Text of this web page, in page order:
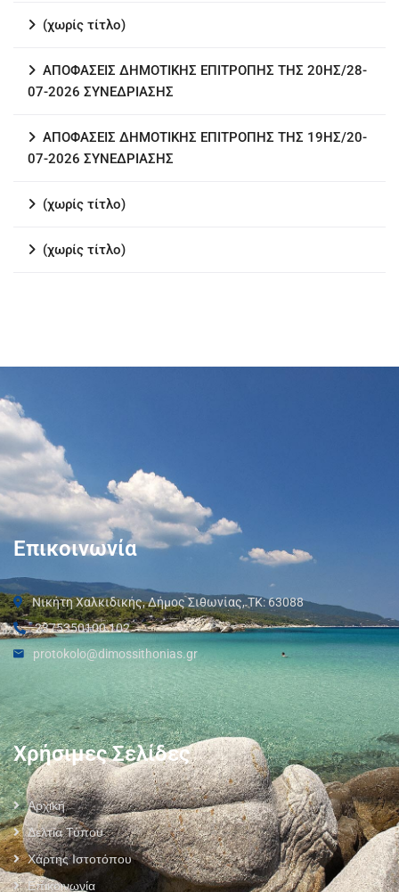
(χωρίς τίτλο)
ΑΠΟΦΑΣΕΙΣ ΔΗΜΟΤΙΚΗΣ ΕΠΙΤΡΟΠΗΣ ΤΗΣ 20ΗΣ/28-
07-2026 ΣΥΝΕΔΡΙΑΣΗΣ
ΑΠΟΦΑΣΕΙΣ ΔΗΜΟΤΙΚΗΣ ΕΠΙΤΡΟΠΗΣ ΤΗΣ 19ΗΣ/20-
07-2026 ΣΥΝΕΔΡΙΑΣΗΣ
(χωρίς τίτλο)
(χωρίς τίτλο)
Επικοινωνία
Νικήτη Χαλκιδικής, Δήμος Σιθωνίας, ΤΚ: 63088
2375350100 102
protokolo@dimossithonias.gr
Χρήσιμες Σελίδες
Αρχική
Δελτία Τύπου
Χάρτης Ιστοτόπου
Επικοινωνία